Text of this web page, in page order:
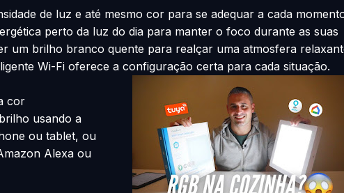
de luz e até mesmo cor para se adequar a cada
perto da luz do dia para manter o foco durante as suas
um brilho branco quente para realçar uma atmosfera
Wi-Fi oferece a configuração certa para cada situação.
cor
usando a
ou tablet, ou
Alexa ou